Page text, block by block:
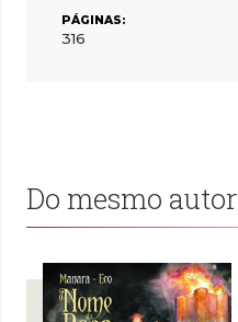
PÁGINAS:
316
Do mesmo autor